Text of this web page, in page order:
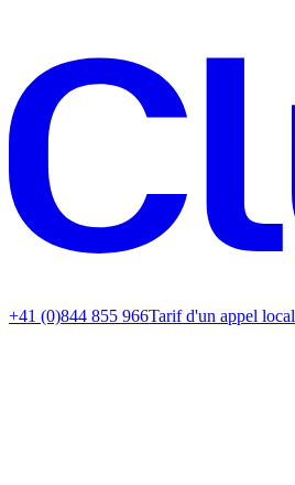
+41 (0)844 855 966Tarif d'un appel local